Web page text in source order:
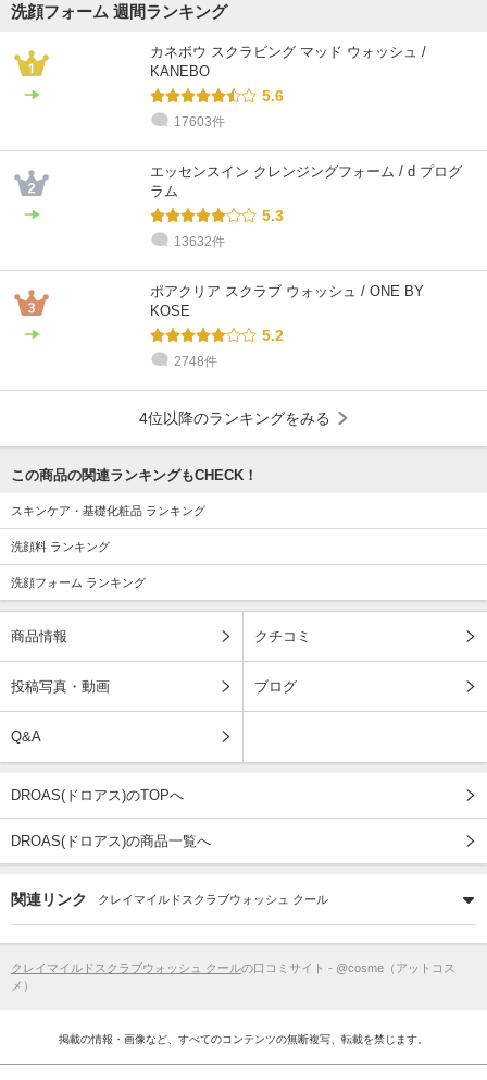
洗顔フォーム 週間ランキング
カネボウ スクラビング マッド ウォッシュ /
KANEBO
5.6
17603件
エッセンスイン クレンジングフォーム / d プログ
ラム
5.3
13632件
ポアクリア スクラブ ウォッシュ / ONE BY
KOSE
5.2
2748件
4位以降のランキングをみる
この商品の関連ランキングもCHECK！
スキンケア・基礎化粧品 ランキング
洗顔料 ランキング
洗顔フォーム ランキング
商品情報 クチコミ
投稿写真・動画 ブログ
Q&A
DROAS(ドロアス)のTOPへ
DROAS(ドロアス)の商品一覧へ
関連リンク クレイマイルドスクラブウォッシュ クール
クレイマイルドスクラブウォッシュ クールの口コミサイト - @cosme（アットコス
メ）
掲載の情報・画像など、すべてのコンテンツの無断複写、転載を禁じます。